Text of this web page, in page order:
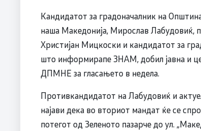
Кандидатот за градоначалник на
наша Македонија, Мирослав Лабудовиќ,
Христијан Мицкоски и кандидатот за
што информирапе ЗНАМ, добил јавна и
ДПМНЕ за гласањето в недела.
Противкандидатот на Лабудовиќ и
најави дека во вториот мандат ќе се
потегот од Зеленото пазарче до ул.